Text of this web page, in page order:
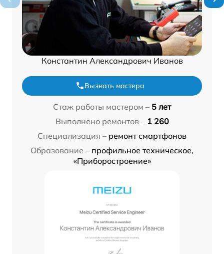
Константин Александрович Иванов
Вызвать мастера
Стаж работы мастером – 5 лет
Выполнено ремонтов – 1 260
Специализация – ремонт смартфонов
Образование – профильное техническое,
«Приборостроение»